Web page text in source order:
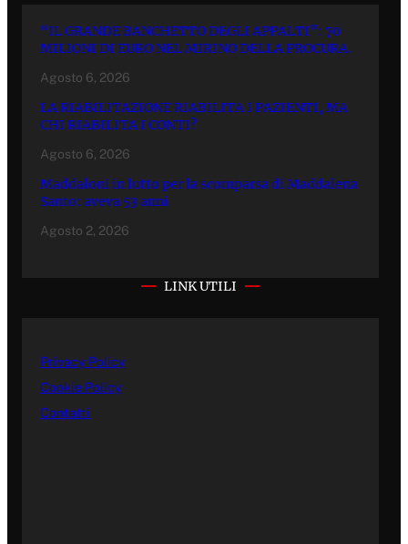
“IL GRANDE BANCHETTO DEGLI APPALTI”: 70
MILIONI DI EURO NEL MIRINO DELLA PROCURA.
Agosto 6, 2026
LA RIABILITAZIONE RIABILITA I PAZIENTI, MA
CHI RIABILITA I CONTI?
Agosto 6, 2026
Maddaloni in lutto per la scomparsa di Maddalena
Santo: aveva 53 anni
Agosto 2, 2026
LINK UTILI
Privacy Policy
Cookie Policy
Contatti